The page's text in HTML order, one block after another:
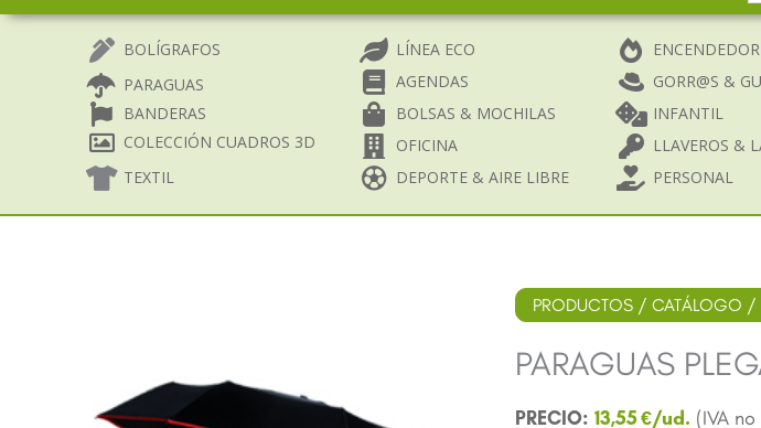
BOLÍGRAFOS
PARAGUAS
BANDERAS
COLECCIÓN CUADROS 3D
TEXTIL
LÍNEA ECO
AGENDAS
BOLSAS & MOCHILAS
OFICINA
DEPORTE & AIRE LIBRE
GORR@S &
INFANTIL
LLAVEROS &
PERSONAL
PRODUCTOS / CATÁLOGO /
PARAGUAS
13,55€